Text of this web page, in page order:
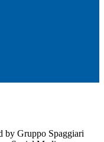
by Gruppo Spaggiari